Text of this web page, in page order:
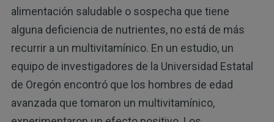
alimentación saludable o sospecha que tiene
alguna deficiencia de nutrientes, no está de más
recurrir a un multivitamínico. En un estudio, un
equipo de investigadores de la Universidad Estatal
de Oregón encontró que los hombres de edad
avanzada que tomaron un multivitamínico,